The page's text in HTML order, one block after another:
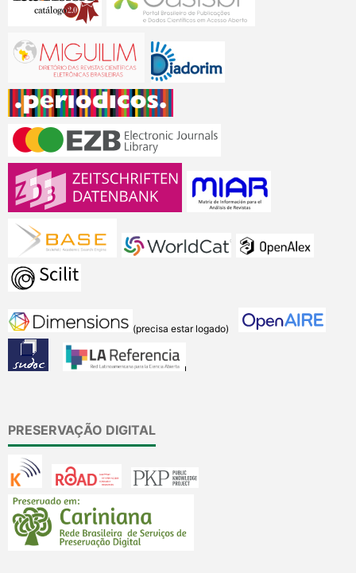
(precisa estar logado)
PRESERVAÇÃO DIGITAL